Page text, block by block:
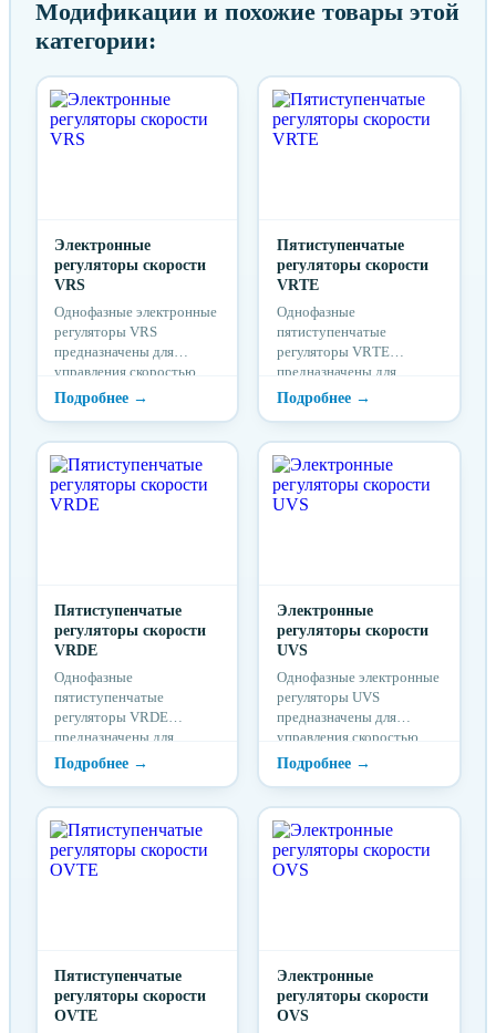
Модификации и похожие товары этой
категории:
Электронные
регуляторы скорости
VRS
Однофазные электронные
регуляторы VRS
предназначены для
управления скоростью
вращения
электродвигателей
посредством изменения
питающего напряжения.
Пятиступенчатые
регуляторы скорости
VRTE
Однофазные
пятиступенчатые
регуляторы VRТЕ
предназначены для
управления скоростью
вращения
вентиляторов
посредством изменения
питающего напряжения.
Пятиступенчатые
регуляторы скорости
VRDE
Однофазные
пятиступенчатые
регуляторы VRDЕ
предназначены для
управления скоростью
вращения
вентиляторов
посредством изменения
питающего напряжения.
Электронные
регуляторы скорости
UVS
Однофазные электронные
регуляторы UVS
предназначены для
управления скоростью
вращения
электродвигателей
посредством изменения
питающего напряжения.
Пятиступенчатые
регуляторы скорости
OVTE
Электронные
регуляторы скорости
OVS